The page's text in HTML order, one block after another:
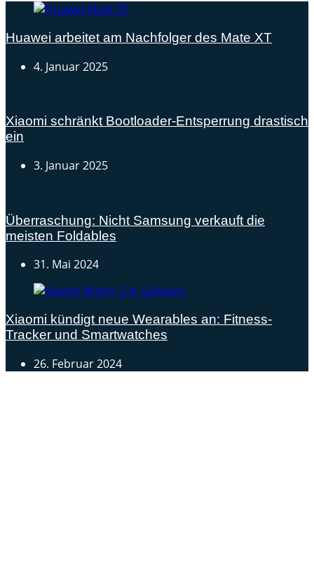
Huawei arbeitet am Nachfolger des Mate XT
4. Januar 2025
Xiaomi schränkt Bootloader-Entsperrung drastisch
ein
3. Januar 2025
Überraschung: Nicht Samsung verkauft die
meisten Foldables
31. Mai 2024
Xiaomi kündigt neue Wearables an: Fitness-
Tracker und Smartwatches
26. Februar 2024